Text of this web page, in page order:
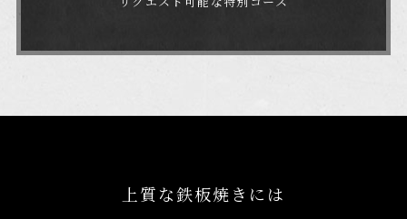
上質な鉄板焼きには